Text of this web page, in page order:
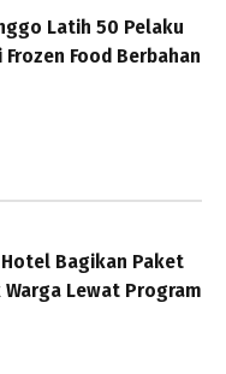
Latih 50 Pelaku
Food Berbahan
Hotel Bagikan Paket
Lewat Program